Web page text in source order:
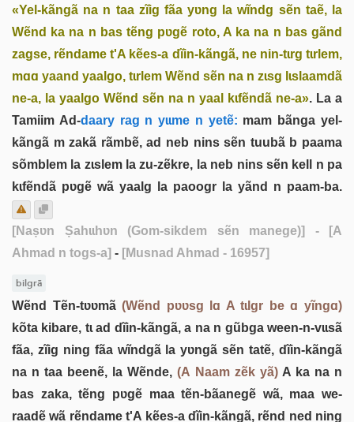
«Yel-kãngã na n taa zĩig fãa yʋng la wĩndg sẽn taẽ, la
Wẽnd ka na n bas tẽng pʋgẽ roto, A ka na n bas gãnd
zagse, rẽndame t'A kẽes-a dĩin-kãngã, ne nin-tɩrg tɩrlem,
mɑɑ yaand yaalgo, tɩrlem Wẽnd sẽn na n zɩsg lɩslaamdã
ne-a, la yaalgo Wẽnd sẽn na n yaal kɩfẽndã ne-a». La a
Tamiim Ad-daary rag n yɩɩme n yetẽ: mam bãnga yel-
kãngã m zakã rãmbẽ, ad neb nins sẽn tuubã b paama
sõmblem la zɩslem la zu-zẽkre, la neb nins sẽn kell n pa
kɩfẽndã pʋgẽ wã yaalg la paoogr la yãnd n paam-ba.
[Naṣʋn Ṣahɩɩhʋn (Gom-sikdem sẽn manege)]
- [A
Ahmad n togs-a] - [Musnad Ahmad - 16957]
bilgrã
Wẽnd Tẽn-tʋʋmã(Wẽnd pʋʋsg lɑ A tɩlgr be ɑ yĩngɑ)
kõta kibare, tɩ ad dĩin-kãngã, a na n gũbga ween-n-vɩɩsã
fãa, zĩig ning fãa wĩndgã la yʋngã sẽn tatẽ, dĩin-kãngã
na n taa beenẽ, la Wẽnde,(A Naam zẽk yã)A ka na n
bas zaka, tẽng pʋgẽ maa tẽn-bãanegẽ wã, maa we-
raadẽ wã rẽndame t'A kẽes-a dĩin-kãngã, rẽnd ned ning